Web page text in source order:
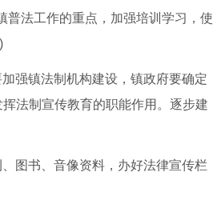
普法工作的重点，加强培训学习，使
强镇法制机构建设，镇政府要确定
法制宣传教育的职能作用。逐步建
图书、音像资料，办好法律宣传栏